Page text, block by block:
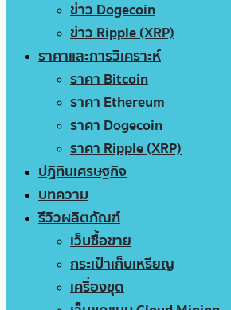
ข่าว Dogecoin
ข่าว Ripple (XRP)
ราคาและการวิเคราะห์
ราคา Bitcoin
ราคา Ethereum
ราคา Dogecoin
ราคา Ripple (XRP)
ปฏิทินเศรษฐกิจ
บทความ
รีวิวผลิตภัณฑ์
เว็บซื้อขาย
กระเป๋าเก็บเหรียญ
เครื่องขุด